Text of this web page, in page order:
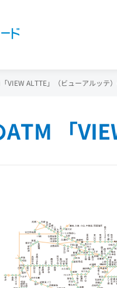
VIEW ALTTE」（ビューアルッテ
「